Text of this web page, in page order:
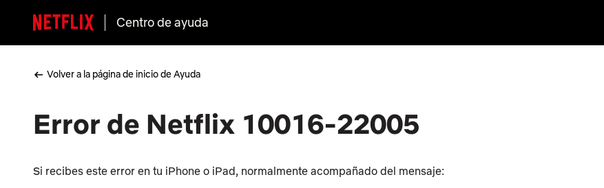
Centro de ayuda
Volver a la página de inicio de Ayuda
Error de Netflix 10016-22005
Si recibes este error en tu iPhone o iPad, normalmente acompañado del mensaje: